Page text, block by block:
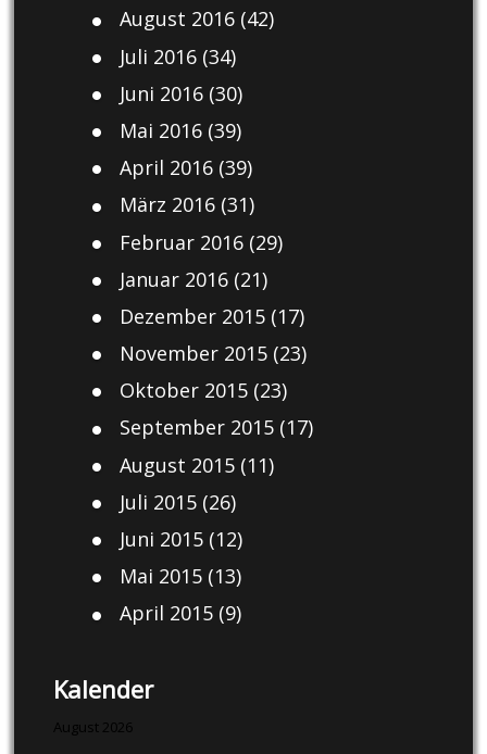
August 2016(42)
Juli 2016(34)
Juni 2016(30)
Mai 2016(39)
April 2016(39)
März 2016(31)
Februar 2016(29)
Januar 2016(21)
Dezember 2015(17)
November 2015(23)
Oktober 2015(23)
September 2015(17)
August 2015(11)
Juli 2015(26)
Juni 2015(12)
Mai 2015(13)
April 2015(9)
Kalender
August 2026